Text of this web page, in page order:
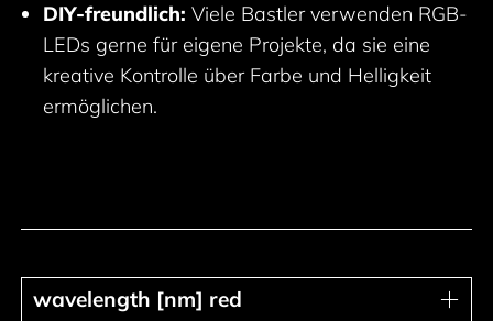
DIY-freundlich: Viele Bastler verwenden RGB-
LEDs gerne für eigene Projekte, da sie eine
kreative Kontrolle über Farbe und Helligkeit
ermöglichen.
wavelength [nm] red
wavelength [nm] red